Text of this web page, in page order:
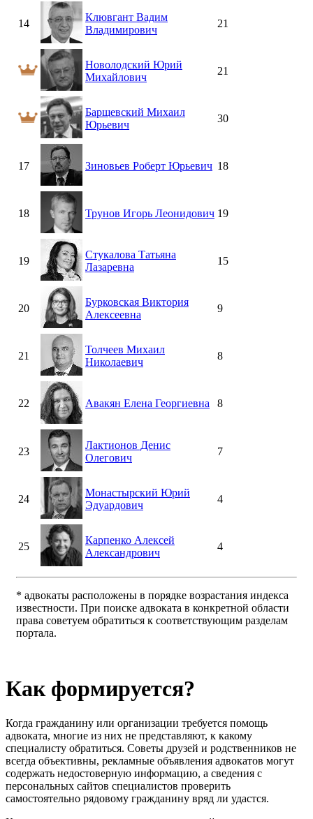
14
Клювгант Вадим
Владимирович
21
Новолодский Юрий
Михайлович
21
Барщевский Михаил
Юрьевич
30
17 Зиновьев Роберт Юрьевич 18
18 Трунов Игорь Леонидович 19
19
Стукалова Татьяна
Лазаревна
15
20
Бурковская Виктория
Алексеевна
9
21
Толчеев Михаил
Николаевич
8
22 Авакян Елена Георгиевна 8
23
Лактионов Денис
Олегович
7
24
Монастырский Юрий
Эдуардович
4
25
Карпенко Алексей
Александрович
4
* адвокаты расположены в порядке возрастания индекса
известности. При поиске адвоката в конкретной области
права советуем обратиться к соответствующим разделам
портала.
Как формируется?
Когда гражданину или организации требуется помощь
адвоката, многие из них не представляют, к какому
специалисту обратиться. Советы друзей и родственников не
всегда объективны, рекламные объявления адвокатов могут
содержать недостоверную информацию, а сведения с
персональных сайтов специалистов проверить
самостоятельно рядовому гражданину вряд ли удастся.